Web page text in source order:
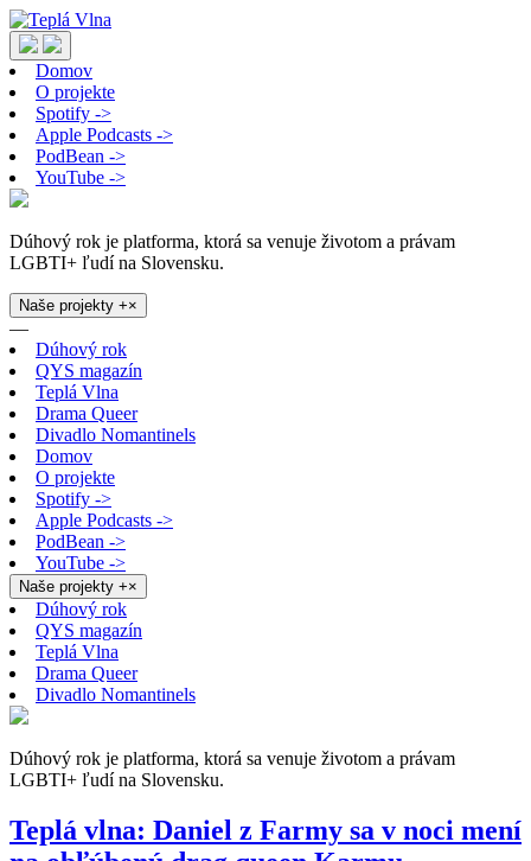
Domov
O projekte
Spotify ->
Apple Podcasts ->
PodBean ->
YouTube ->
Dúhový rok je platforma, ktorá sa venuje životom a právam
LGBTI+ ľudí na Slovensku.
Naše projekty +×
—
Dúhový rok
QYS magazín
Teplá Vlna
Drama Queer
Divadlo Nomantinels
Domov
O projekte
Spotify ->
Apple Podcasts ->
PodBean ->
YouTube ->
Naše projekty +×
Dúhový rok
QYS magazín
Teplá Vlna
Drama Queer
Divadlo Nomantinels
Dúhový rok je platforma, ktorá sa venuje životom a právam
LGBTI+ ľudí na Slovensku.
Teplá vlna: Daniel z Farmy sa v noci mení